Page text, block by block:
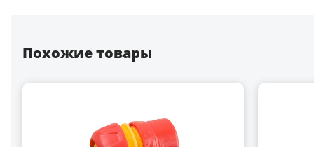
Похожие товары